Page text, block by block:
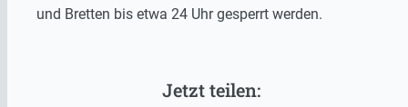
und Bretten bis etwa 24 Uhr gesperrt werden.